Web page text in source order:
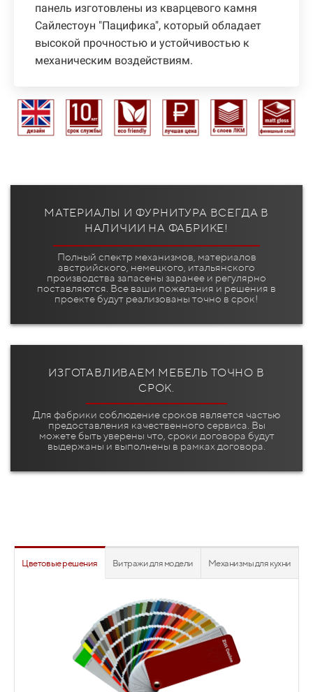
панель изготовлены из кварцевого камня
Сайлестоун "Пацифика", который обладает
высокой прочностью и устойчивостью к
механическим воздействиям.
МАТЕРИАЛЫ И ФУРНИТУРА ВСЕГДА В
НАЛИЧИИ НА ФАБРИКЕ!
Полный спектр механизмов, материалов
австрийского, немецкого, итальянского
производства запасены заранее и регулярно
поставляются. Все ваши пожелания и решения в
проекте будут реализованы точно в срок!
ИЗГОТАВЛИВАЕМ МЕБЕЛЬ ТОЧНО В
СРОК.
Для фабрики соблюдение сроков является частью
предоставления качественного сервиса. Вы
можете быть уверены что, сроки договора будут
выдержаны и выполнены в рамках договора.
Цветовые решения Витражи для модели Механизмы для кухни
Витражные фасады являются выигрышным дизайнерским
решением когда необходимо визуально облегчить
габаритную кухню, добавить воздушности, света и
дополнительных красок, а так же просто добавить
элегантности и визуальной дороговизны проекту.